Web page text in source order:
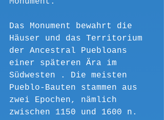
Das Monument bewahrt die
Häuser und das Territorium
der Ancestral Puebloans
einer späteren Ära im
Südwesten . Die meisten
Pueblo-Bauten stammen aus
zwei Epochen, nämlich
zwischen 1150 und 1600 n.